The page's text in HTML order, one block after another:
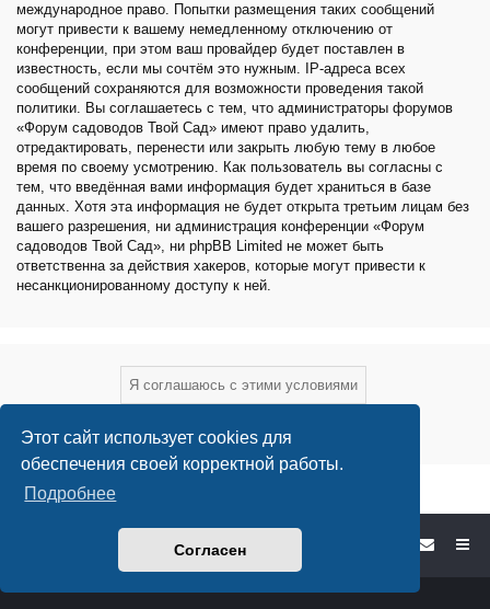
Этот сайт использует cookies для
обеспечения своей корректной работы.
Подробнее
Согласен
международное право. Попытки размещения таких сообщений
могут привести к вашему немедленному отключению от
конференции, при этом ваш провайдер будет поставлен в
известность, если мы сочтём это нужным. IP-адреса всех
сообщений сохраняются для возможности проведения такой
политики. Вы соглашаетесь с тем, что администраторы форумов
«Форум садоводов Твой Сад» имеют право удалить,
отредактировать, перенести или закрыть любую тему в любое
время по своему усмотрению. Как пользователь вы согласны с
тем, что введённая вами информация будет храниться в базе
данных. Хотя эта информация не будет открыта третьим лицам без
вашего разрешения, ни администрация конференции «Форум
садоводов Твой Сад», ни phpBB Limited не может быть
ответственна за действия хакеров, которые могут привести к
несанкционированному доступу к ней.
Форум садоводов - список форумов